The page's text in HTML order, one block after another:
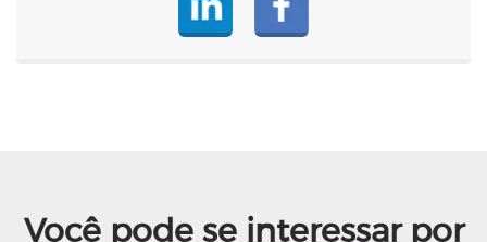
Você pode se interessar por